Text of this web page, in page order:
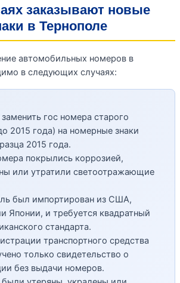
заказывают новые
в Тернополе
автомобильных номеров в
в следующих случаях:
гос номера старого
2015 года) на номерные знаки
2015 года.
покрылись коррозией,
или утратили светоотражающие
был импортирован из США,
Японии, и требуется квадратный
стандарта.
транспортного средства
только свидетельство о
без выдачи номеров.